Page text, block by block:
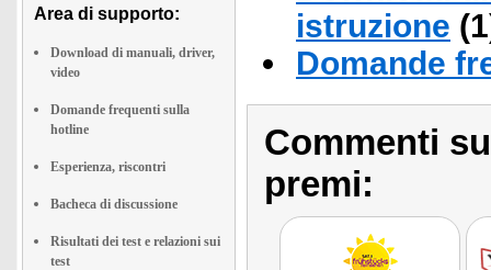
Area di supporto:
Download di manuali, driver,
video
Domande frequenti sulla
hotline
Esperienza, riscontri
Bacheca di discussione
Risultati dei test e relazioni sui
test
istruzione
Domande
Commenti
premi: